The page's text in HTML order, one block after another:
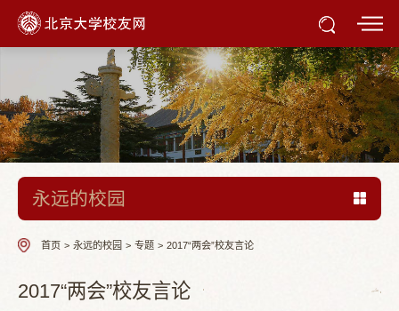
永远的校园
首页 > 永远的校园 > 专题 > 2017“两会”校友言论
2017“两会”校友言论